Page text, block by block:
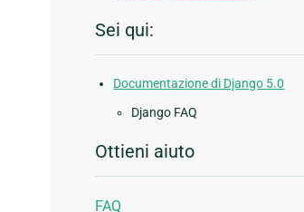
Sei qui:
Documentazione di Django 5.0
Django FAQ
Ottieni aiuto
FAQ